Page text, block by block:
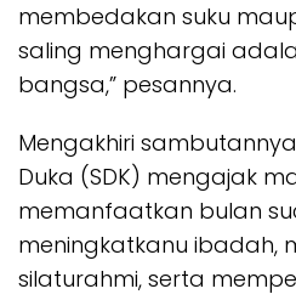
membedakan suku
saling menghargai
bangsa,” pesannya.
Mengakhiri
Duka (SDK) mengajak
memanfaatkan bulan
meningkatkanu ibadah,
silaturahmi, serta